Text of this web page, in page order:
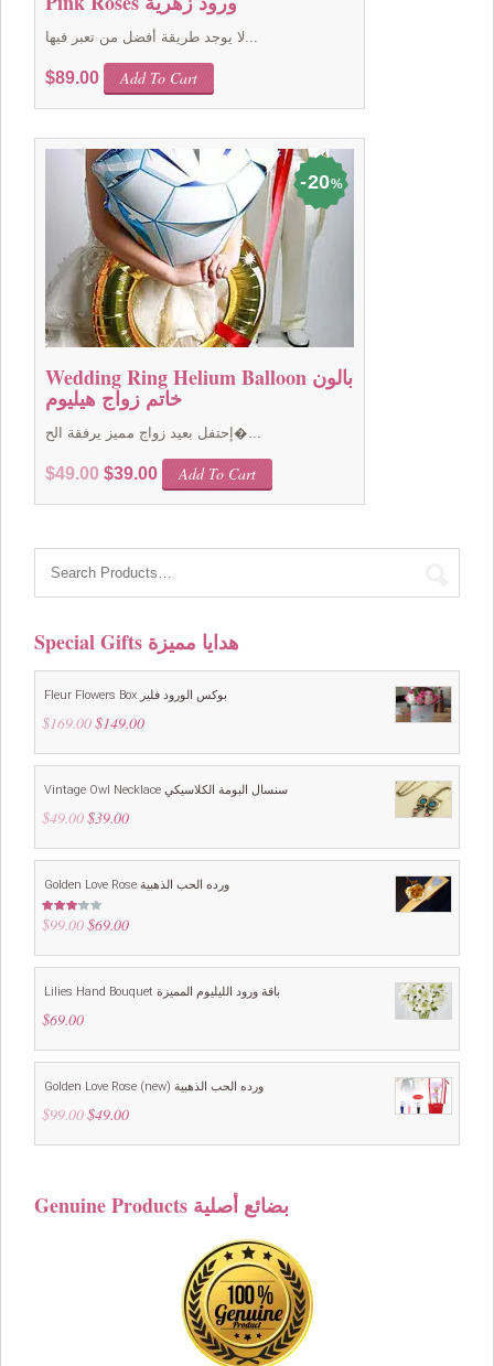
لا يوجد طريقة أفضل من تعبر فيها...
$89.00 Add To Cart
20%
Wedding Ring Helium Balloon بالون
خاتم زواج هيليوم
إحتفل بعيد زواج مميز يرفقة الح�...
$49.00 Original
$39.00Current
price
Add To Cart
Special Gifts هدايا مميزة
Fleur Flowers Box بوكس الورود فلير
$169.00 Original
was:
$149.00Current
is:
Vintage Owl Necklace سنسال البومة الكلاسيكي
$49.00 Original
was:
$39.00Current
is:
Golden Love Rose ورده الحب الذهبية
Rated
3.00
5
$99.00 Original
was:
$69.00Current
is:
Lilies Hand Bouquet باقة ورود الليليوم المميزة
$69.00
Golden Love Rose (new) ورده الحب الذهبية
$99.00 Original
was:
$49.00Current
is:
Genuine Products بضائع أصلية